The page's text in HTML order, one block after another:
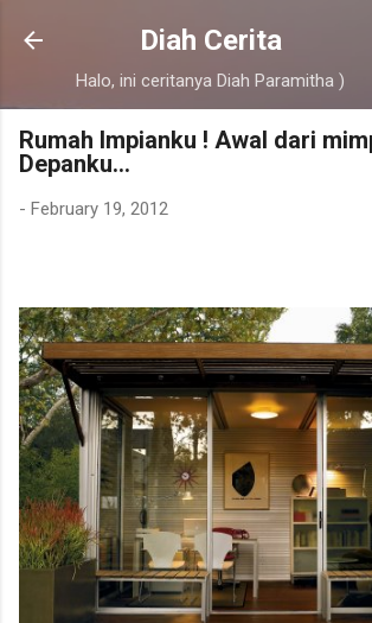
Skip to main content
Diah Cerita
Halo, ini ceritanya Diah Paramitha )
Rumah Impianku ! Awal dari
Depanku...
- February 19, 2012